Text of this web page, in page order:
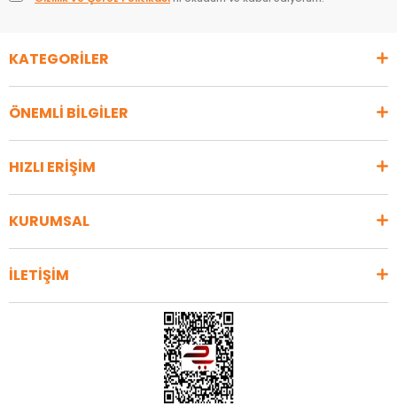
KATEGORİLER
ÖNEMLİ BİLGİLER
HIZLI ERİŞİM
KURUMSAL
İLETİŞİM